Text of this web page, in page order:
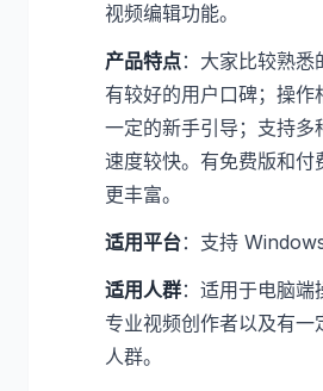
视频编辑功能。
产品特点：大家比较熟悉
有较好的用户口碑；操作
一定的新手引导；支持多
速度较快。有免费版和付
更丰富。
适用平台：支持
适用人群：适用于电脑端
专业视频创作者以及有一
人群。